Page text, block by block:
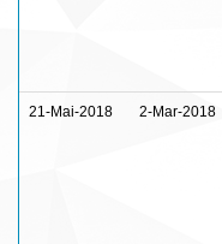
21-Mai-2018 2-Mar-2018